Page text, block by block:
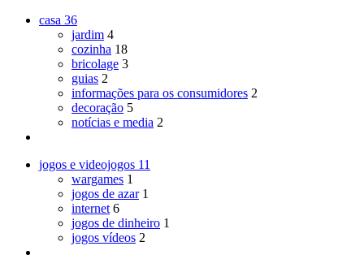
casa 36
jardim 4
cozinha 18
bricolage 3
guias 2
informações para os consumidores 2
decoração 5
notícias e media 2
jogos e videojogos 11
wargames 1
jogos de azar 1
internet 6
jogos de dinheiro 1
jogos vídeos 2